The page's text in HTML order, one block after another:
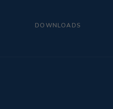
DOWNLOADS